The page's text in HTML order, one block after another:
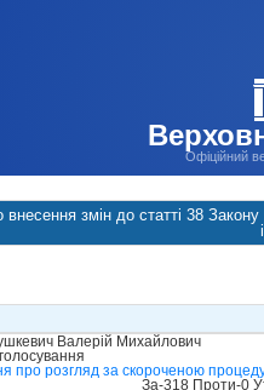
Офіційний
змін до статті 38
Валерій Михайлович
про розгляд за скороченою
За-318 Проти-0